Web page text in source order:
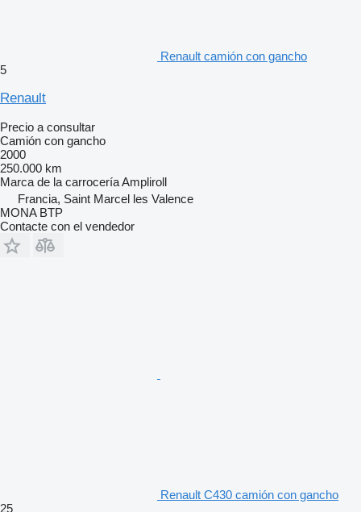
Renault camión con gancho
5
Renault
Precio a consultar
Camión con gancho
2000
250.000 km
Marca de la carroceríaAmpliroll
Francia, Saint Marcel les Valence
MONA BTP
Contacte con el vendedor
Renault C430 camión con gancho
25